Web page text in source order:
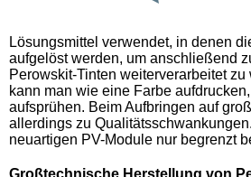
Lösungsmittel verwendet, in denen
aufgelöst werden, um anschließend
Perowskit-Tinten weiterverarbeitet
kann man wie eine Farbe
aufsprühen. Beim Aufbringen auf
allerdings zu
neuartigen PV-Module nur begrenzt
Großtechnische Herstellung von